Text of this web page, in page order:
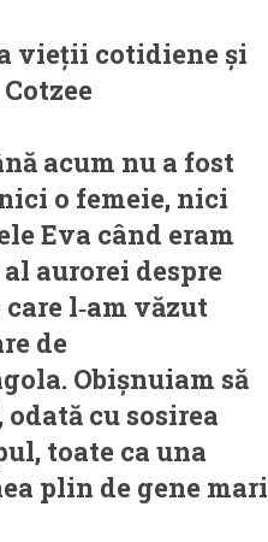
vieții cotidiene și
acum nu a fost
o femeie, nici
Eva când eram
aurorei despre
l‑am văzut
de
Obișnuiam să
cu sosirea
toate ca una
plin de gene mari